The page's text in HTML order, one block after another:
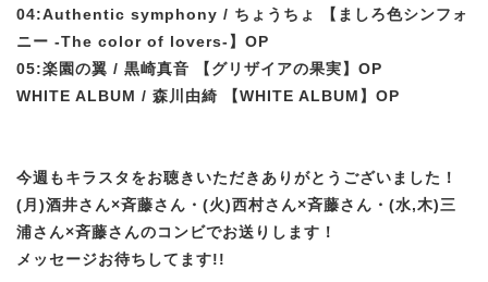
04:Authentic symphony / ちょうちょ 【ましろ色シンフォ
ニー -The color of lovers-】OP
05:楽園の翼 / 黒崎真音 【グリザイアの果実】OP
WHITE ALBUM / 森川由綺
【WHITE ALBUM】OP
今週もキラスタをお聴きいただきありがとうございました！
(月)酒井さん×斉藤さん・(火)西村さん×斉藤さん・(水,木)三
浦さん×斉藤さんのコンビでお送りします！
メッセージお待ちしてます!!